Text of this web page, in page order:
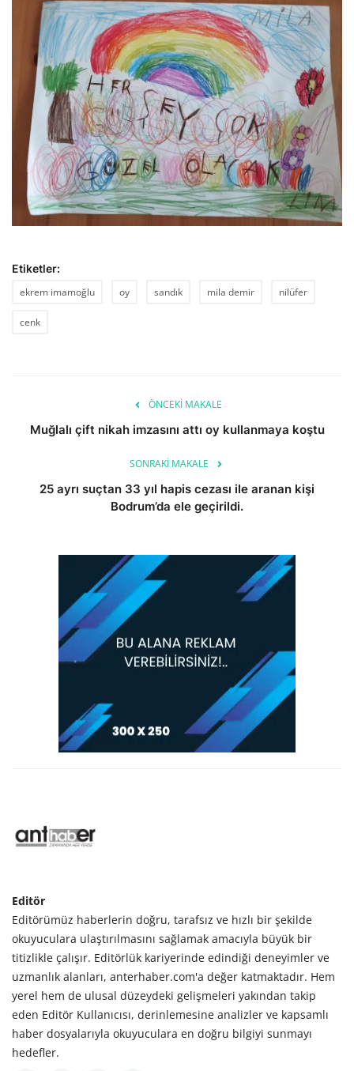
Etiketler:
ekrem imamoğlu
oy sandık mila demir nilüfer
cenk
ÖNCEKI MAKALE
Muğlalı çift nikah imzasını attı oy kullanmaya koştu
SONRAKI MAKALE
25 ayrı suçtan 33 yıl hapis cezası ile aranan kişi
Bodrum’da ele geçirildi.
Editör
Editörümüz haberlerin doğru, tarafsız ve hızlı bir şekilde
okuyuculara ulaştırılmasını sağlamak amacıyla büyük bir
titizlikle çalışır. Editörlük kariyerinde edindiği deneyimler ve
uzmanlık alanları, anterhaber.com'a değer katmaktadır. Hem
yerel hem de ulusal düzeydeki gelişmeleri yakından takip
eden Editör Kullanıcısı, derinlemesine analizler ve kapsamlı
haber dosyalarıyla okuyuculara en doğru bilgiyi sunmayı
hedefler.